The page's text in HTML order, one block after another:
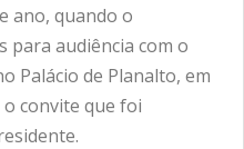
ano, quando o
para audiência com o
Palácio de Planalto, em
convite que foi